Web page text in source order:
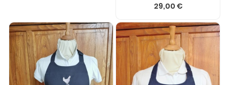
29,00 €